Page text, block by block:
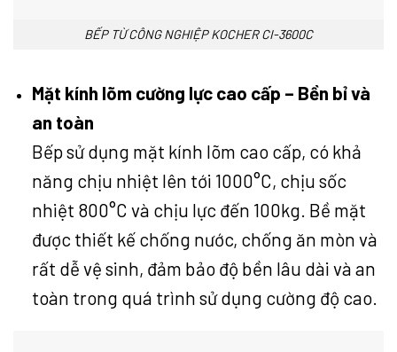
BẾP TỪ CÔNG NGHIỆP KOCHER CI-3600C
Mặt kính lõm cường lực cao cấp – Bền bỉ và
an toàn
Bếp sử dụng mặt kính lõm cao cấp, có khả
năng chịu nhiệt lên tới 1000°C, chịu sốc
nhiệt 800°C và chịu lực đến 100kg. Bề mặt
được thiết kế chống nước, chống ăn mòn và
rất dễ vệ sinh, đảm bảo độ bền lâu dài và an
toàn trong quá trình sử dụng cường độ cao.